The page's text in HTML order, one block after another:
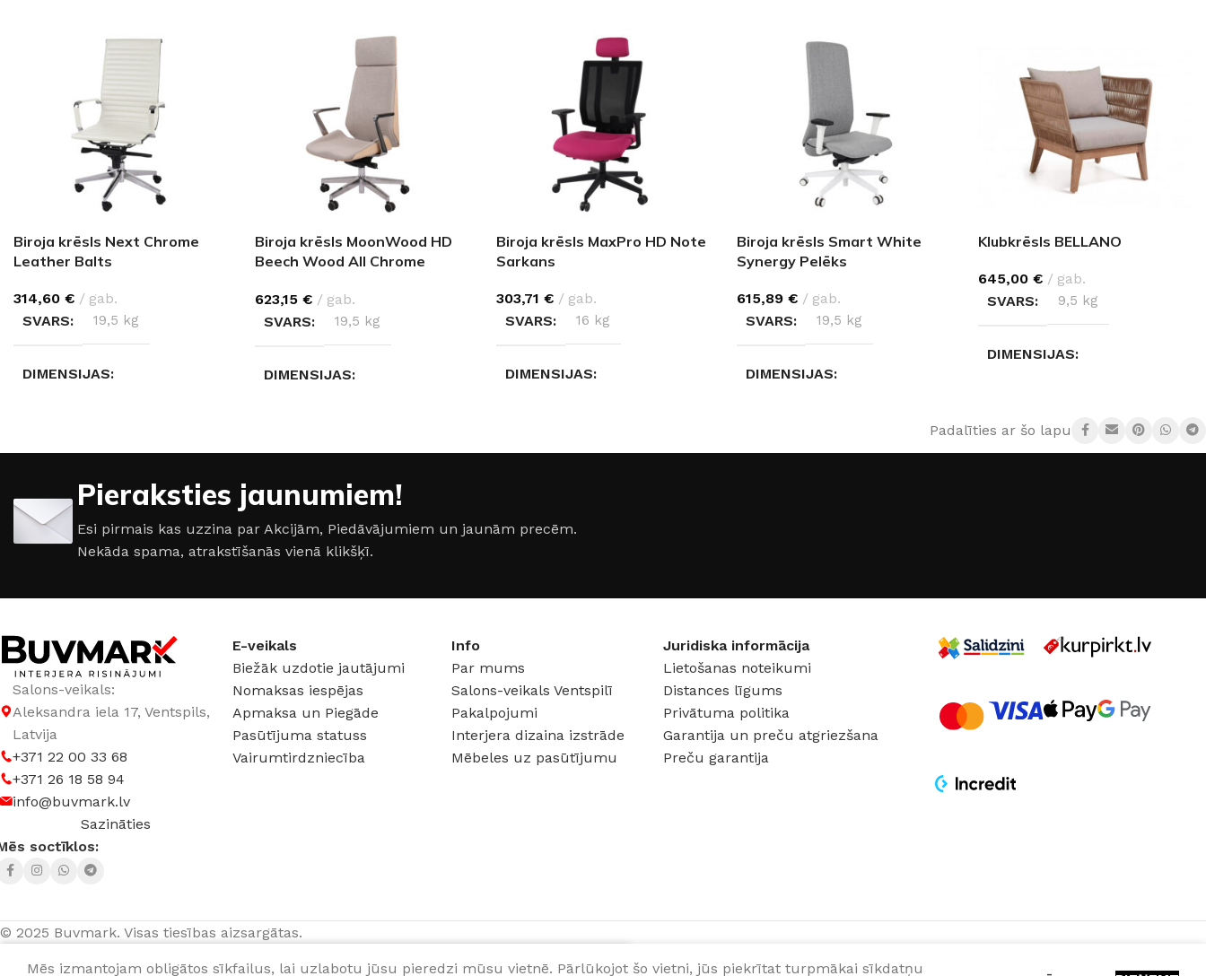
Biroja krēsls Next Chrome
Leather Balts
314,60 €
gab.
SVARS
19,5 kg
DIMENSIJAS
Biroja krēsls MoonWood HD
Beech Wood All Chrome
623,15 €
gab.
SVARS
19,5 kg
DIMENSIJAS
Biroja krēsls MaxPro HD Note
Sarkans
303,71 €
gab.
SVARS
16 kg
DIMENSIJAS
Biroja krēsls Smart White
Synergy Pelēks
615,89€
gab.
SVARS
19,5 kg
DIMENSIJAS
Klubkrēsls BELLANO
645,00€
gab.
SVARS
9,5 kg
DIMENSIJAS
MATERIĀLS
Padalīties ar šo lapu:
Pieraksties jaunumiem!
Esi pirmais kas uzzina par Akcijām, Piedāvājumiem un jaunām precēm.
Nekāda spama, atrakstīšanās vienā klikšķī.
Salons-veikals:
Aleksandra iela 17, Ventspils,
Latvija
+371 22 00 33 68
+371 26 18 58 94
info@buvmark.lv
Sazināties
soctīklos:
E-veikals
Biežāk uzdotie jautājumi
Nomaksas iespējas
Apmaksa un Piegāde
Pasūtījuma statuss
Vairumtirdzniecība
Info
Par mums
Salons-veikals Ventspilī
Pakalpojumi
Interjera dizaina izstrāde
Mēbeles uz pasūtījumu
Juridiska informācija
Lietošanas noteikumi
Distances līgums
Privātuma politika
Garantija un preču atgriezšana
Preču garantija
© 2025 Buvmark. Visas tiesības aizsargātas.
Mēs izmantojam obligātos sīkfailus, lai uzlabotu jūsu pieredzi mūsu vietnē. Pārlūkojot šo vietni, jūs piekrītat turpmākai sīkdatņu